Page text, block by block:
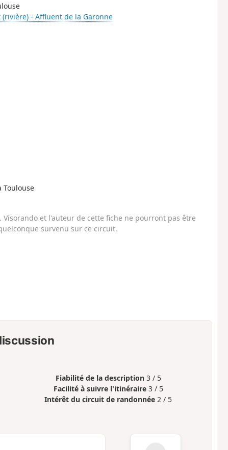
(rivière) - Affluent de la Garonne
Toulouse
et l'auteur de cette fiche ne pourront pas être
survenu sur ce circuit.
Fiabilité de la description 3 / 5
Facilité à suivre l'itinéraire 3 / 5
Intérêt du circuit de randonnée 2 / 5